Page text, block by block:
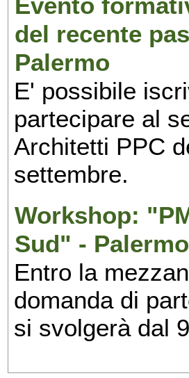
del recente
Palermo
E' possibile
partecipare al
Architetti PPC
settembre.
Workshop:
Sud" - Palermo
Entro la
domanda di
si svolgerà dal